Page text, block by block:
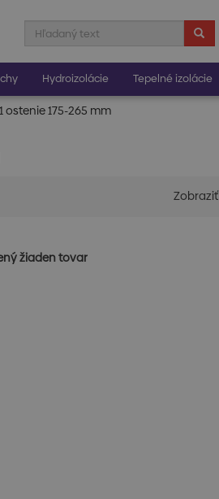
Hydroizolácie Tepelné izolácie
ostenie 175-265 mm
Zobraziť
žiaden tovar